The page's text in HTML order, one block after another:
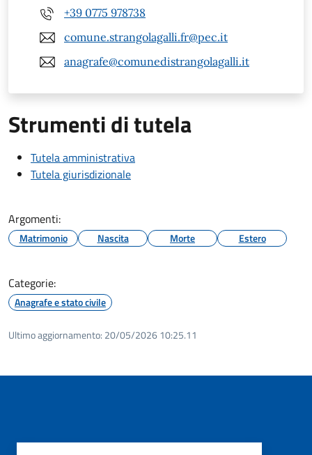
+39 0775 978738
comune.strangolagalli.fr@pec.it
anagrafe@comunedistrangolagalli.it
Strumenti di tutela
Tutela amministrativa
Tutela giurisdizionale
Argomenti:
Matrimonio Nascita Morte Estero
Categorie:
Anagrafe e stato civile
Ultimo aggiornamento: 20/05/2026 10:25.11